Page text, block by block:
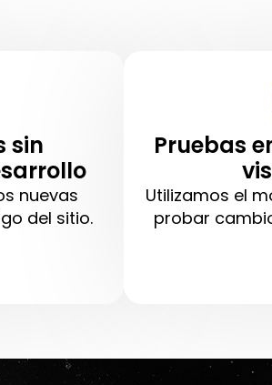
sin
nuevas
del sitio.
Pruebas
Utilizamos el
probar